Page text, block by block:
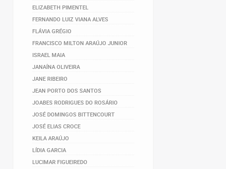
ELIZABETH PIMENTEL
FERNANDO LUIZ VIANA ALVES
FLÁVIA GRÉGIO
FRANCISCO MILTON ARAÚJO JUNIOR
ISRAEL MAIA
JANAÍNA OLIVEIRA
JANE RIBEIRO
JEAN PORTO DOS SANTOS
JOABES RODRIGUES DO ROSÁRIO
JOSÉ DOMINGOS BITTENCOURT
JOSÉ ELIAS CROCE
KEILA ARAÚJO
LÍDIA GARCIA
LUCIMAR FIGUEIREDO